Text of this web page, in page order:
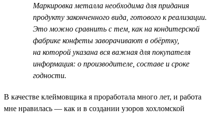
Маркировка металла необходима для придания
продукту законченного вида, готового к реализации.
Это можно сравнить с тем, как на кондитерской
фабрике конфеты заворачивают в обёртку,
на которой указана вся важная для покупателя
информация: о производителе, составе и сроке
годности.
В качестве клеймовщика я проработала много лет, и работа
мне нравилась — как и в создании узоров хохломской